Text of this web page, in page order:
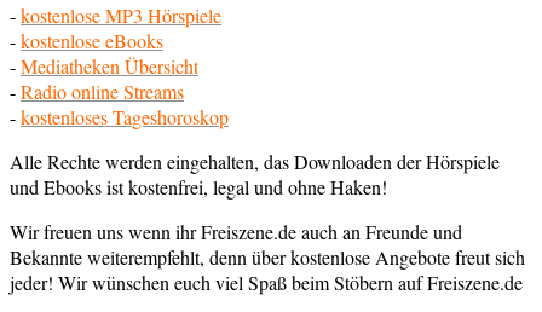
-kostenlose MP3 Hörspiele
-kostenlose eBooks
-Mediatheken Übersicht
-Radio online Streams
-kostenloses Tageshoroskop
Alle Rechte werden eingehalten, das Downloaden der Hörspiele
und Ebooks ist kostenfrei, legal und ohne Haken!
Wir freuen uns wenn ihr Freiszene.de auch an Freunde und
Bekannte weiterempfehlt, denn über kostenlose Angebote freut sich
jeder! Wir wünschen euch viel Spaß beim Stöbern auf Freiszene.de